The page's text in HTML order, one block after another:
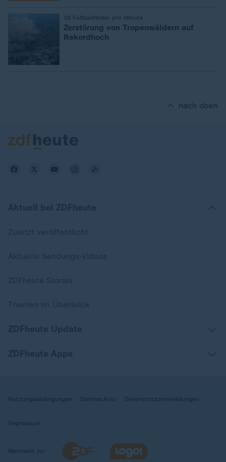
18 Fußballfelder pro Minute
Zerstörung von Tropenwäldern auf
Rekordhoch
nach oben
Nutzungsbedingungen Datenschutz Datenschutzeinstellungen
Impressum
Wechseln zu: